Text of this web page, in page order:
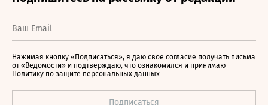
Нажимая кнопку «Подписаться», я даю свое согласие получать письма
от «Ведомости» и подтверждаю, что ознакомился и принимаю
Политику по защите персональных данных